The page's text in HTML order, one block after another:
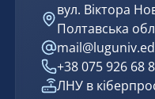
вул. Віктора
Полтавська
+38 075 926 68
ЛНУ в